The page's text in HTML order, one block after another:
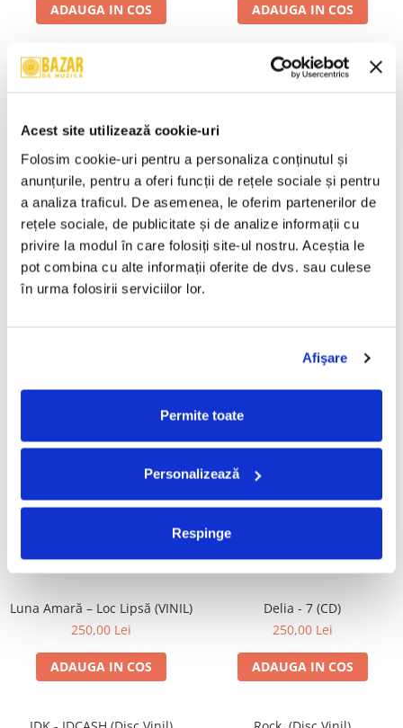
Acest site utilizează cookie-uri
Folosim cookie-uri pentru a personaliza conținutul și
anunțurile, pentru a oferi funcții de rețele sociale și pentru
a analiza traficul. De asemenea, le oferim partenerilor de
rețele sociale, de publicitate și de analize informații cu
privire la modul în care folosiți site-ul nostru. Aceștia le
pot combina cu alte informații oferite de dvs. sau culese
în urma folosirii serviciilor lor.
Afişare
Permite toate
Personalizează
Respinge
ADAUGA IN COS ADAUGA IN COS
Unknown Artist - Povești ,
R.E.M. - Monster , (CD)
Mădălina Manole - Dulce De
Tot, (CD)
99,99 Lei
ADAUGA IN COS
Taraful de la Vărbilău –
Povestea de la Vărbilău – -
Electrecord, (Disc Vinil)
189,00 Lei
50,00 Lei
Cargo- Spiritus Sanctus (Editie
150,00 Lei
Vița De Vie – În Corzi (Live
220,00 Lei
Luna Amară – Loc Lipsă (VINIL)
250,00 Lei
ADAUGA IN COS
Delia - 7 (CD)
250,00 Lei
ADAUGA IN COS